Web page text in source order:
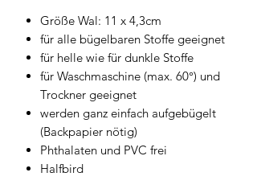
Größe Wal: 11 x 4,3cm
für alle bügelbaren Stoffe geeignet
für helle wie für dunkle Stoffe
für Waschmaschine (max. 60°) und
Trockner geeignet
werden ganz einfach aufgebügelt
(Backpapier nötig)
Phthalaten und PVC frei
Halfbird